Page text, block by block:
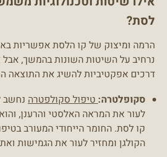
לסת?
הרמה ומיצוק של קו הלסת אפשריות
נרחיב על השיטות השונות בהמשך,
דרכים אפקטיביות להשיג את התוצאה
סקופלטרה: טיפול סקולפטרה נחשב
לעור את המראה האלסטי והרענן,
קו לסת. החומר הייחודי המעורב
הקולגן ומחזיר לעור את הגמישות